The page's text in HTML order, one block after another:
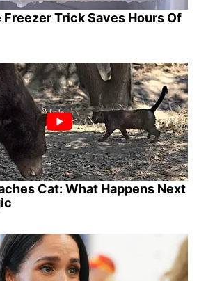
Freezer Trick Saves Hours Of
Cat: What Happens Next